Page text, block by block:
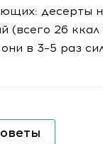
десерты
(всего 26
в 3–5 раз